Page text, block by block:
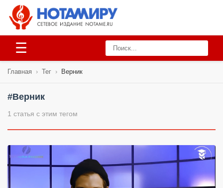
☰
Главная › Тег › Верник
#Верник
1 статья с этим тегом